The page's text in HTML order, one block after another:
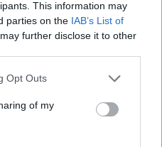
This information may
parties on the IAB’s List of
further disclose it to other
Opt Outs
of my